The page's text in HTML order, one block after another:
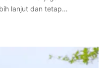
lanjut dan tetap…